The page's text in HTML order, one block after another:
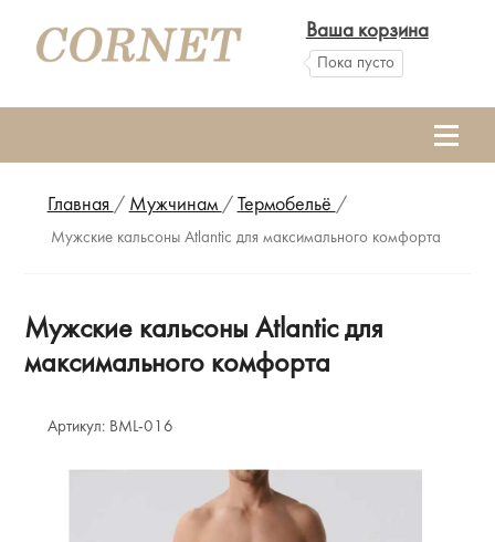
Ваша корзина
Пока пусто
Главная / Мужчинам / Термобельё /
Мужские кальсоны Atlantic для максимального комфорта
Мужские кальсоны Atlantic для
максимального комфорта
Артикул: BML-016